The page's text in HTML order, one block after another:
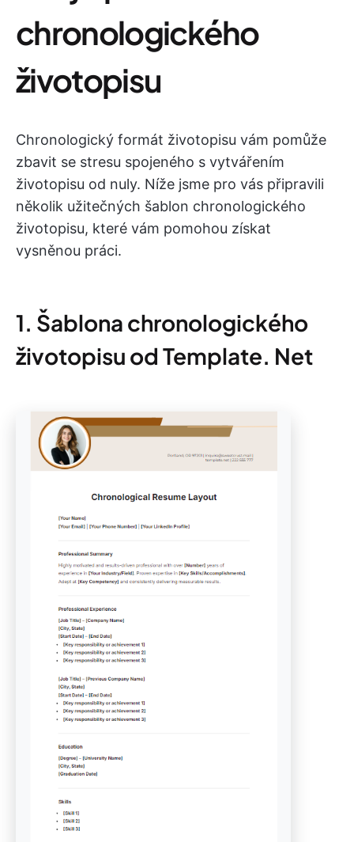
chronologického
životopisu
Chronologický formát životopisu vám pomůže
zbavit se stresu spojeného s vytvářením
životopisu od nuly. Níže jsme pro vás připravili
několik užitečných šablon chronologického
životopisu, které vám pomohou získat
vysněnou práci.
1. Šablona chronologického
životopisu od Template. Net